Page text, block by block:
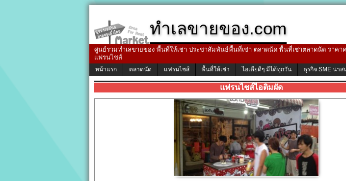
ทำเลขายของ.com
ศูนย์รวมทำเลขายของ พื้นที่ให้เช่า ประชาสัมพันธ์พื้นที่เช่า ตลาดนัด พื้นที่เช่าตลาดนัด ราค
แฟรนไชส์
หน้าแรก ตลาดนัด แฟรนไชส์ พื้นที่ให้เช่า ไอเดียดีๆ มีได้ทุกวัน ธุรกิจ SME น่าส
แฟรนไชส์ไอติมผัด